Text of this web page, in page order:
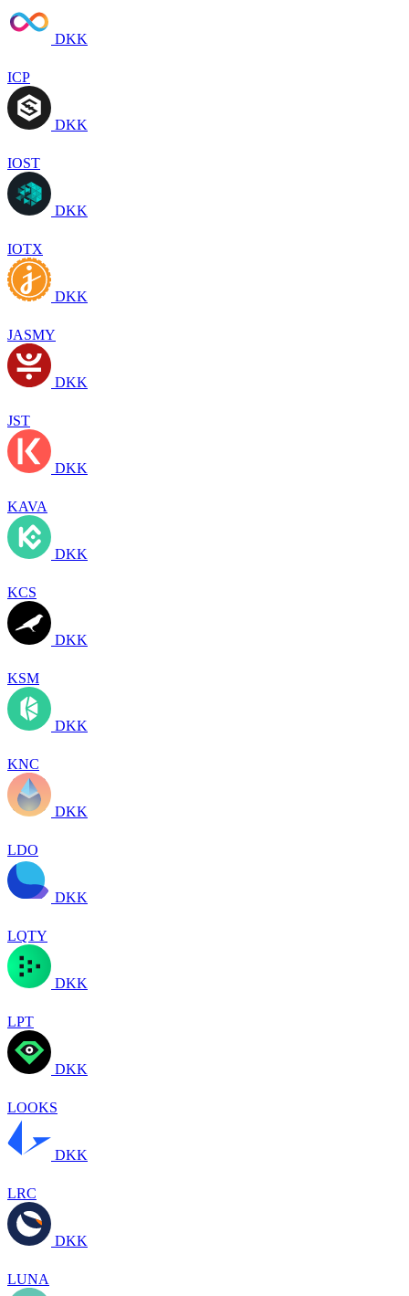
DKK
ICP
DKK
IOST
DKK
IOTX
DKK
JASMY
DKK
JST
DKK
KAVA
DKK
KCS
DKK
KSM
DKK
KNC
DKK
LDO
DKK
LQTY
DKK
LPT
DKK
LOOKS
DKK
LRC
DKK
LUNA